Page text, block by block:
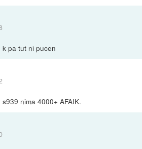
pa tut ni pucen
nima 4000+ AFAIK.